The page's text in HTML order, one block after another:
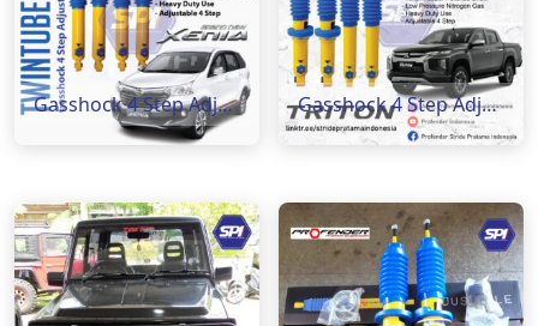
Gasshock 4 Step Adjustable Mobil Xenia ( Rear ) Gasshock 4 Step Adjustable Mobil Triton